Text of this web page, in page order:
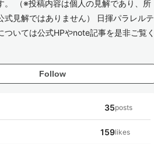
。 （※投稿内容は個人の見解であり、所
式見解ではありません） 日揮パラレルテ
ついては公式HPやnote記事を是非ご覧く
Follow
35posts
159likes